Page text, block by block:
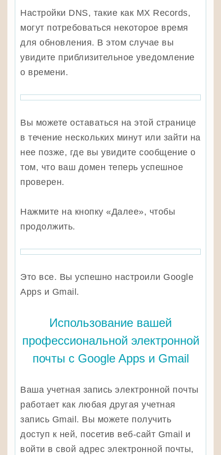
Настройки DNS, такие как MX Records,
могут потребоваться некоторое время
для обновления. В этом случае вы
увидите приблизительное уведомление
о времени.
Вы можете оставаться на этой странице
в течение нескольких минут или зайти на
нее позже, где вы увидите сообщение о
том, что ваш домен теперь успешное
проверен.
Нажмите на кнопку «Далее», чтобы
продолжить.
Это все. Вы успешно настроили Google
Apps и Gmail.
Использование вашей
профессиональной электронной
почты с Google Apps и Gmail
Ваша учетная запись электронной почты
работает как любая другая учетная
запись Gmail. Вы можете получить
доступ к ней, посетив веб-сайт Gmail и
войти в свой адрес электронной почты,